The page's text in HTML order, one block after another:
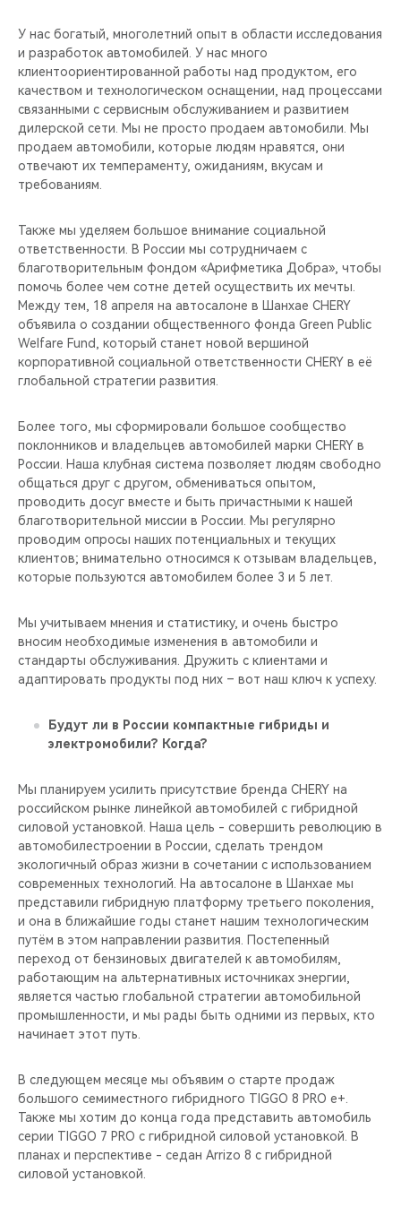
У нас богатый, многолетний опыт в области исследования
и разработок автомобилей. У нас много
клиентоориентированной работы над продуктом, его
качеством и технологическом оснащении, над процессами
связанными с сервисным обслуживанием и развитием
дилерской сети. Мы не просто продаем автомобили. Мы
продаем автомобили, которые людям нравятся, они
отвечают их темпераменту, ожиданиям, вкусам и
требованиям.
Также мы уделяем большое внимание социальной
ответственности. В России мы сотрудничаем с
благотворительным фондом «Арифметика Добра», чтобы
помочь более чем сотне детей осуществить их мечты.
Между тем, 18 апреля на автосалоне в Шанхае CHERY
объявила о создании общественного фонда Green Public
Welfare Fund, который станет новой вершиной
корпоративной социальной ответственности CHERY в её
глобальной стратегии развития.
Более того, мы сформировали большое сообщество
поклонников и владельцев автомобилей марки CHERY в
России. Наша клубная система позволяет людям свободно
общаться друг с другом, обмениваться опытом,
проводить досуг вместе и быть причастными к нашей
благотворительной миссии в России. Мы регулярно
проводим опросы наших потенциальных и текущих
клиентов; внимательно относимся к отзывам владельцев,
которые пользуются автомобилем более 3 и 5 лет.
Мы учитываем мнения и статистику, и очень быстро
вносим необходимые изменения в автомобили и
стандарты обслуживания. Дружить с клиентами и
адаптировать продукты под них – вот наш ключ к успеху.
Будут ли в России компактные гибриды и
электромобили? Когда?
Мы планируем усилить присутствие бренда CHERY на
российском рынке линейкой автомобилей с гибридной
силовой установкой. Наша цель - совершить революцию в
автомобилестроении в России, сделать трендом
экологичный образ жизни в сочетании с использованием
современных технологий. На автосалоне в Шанхае мы
представили гибридную платформу третьего поколения,
и она в ближайшие годы станет нашим технологическим
путём в этом направлении развития. Постепенный
переход от бензиновых двигателей к автомобилям,
работающим на альтернативных источниках энергии,
является частью глобальной стратегии автомобильной
промышленности, и мы рады быть одними из первых, кто
начинает этот путь.
В следующем месяце мы объявим о старте продаж
большого семиместного гибридного TIGGO 8 PRO e+.
Также мы хотим до конца года представить автомобиль
серии TIGGO 7 PRO с гибридной силовой установкой. В
планах и перспективе - седан Arrizo 8 с гибридной
силовой установкой.